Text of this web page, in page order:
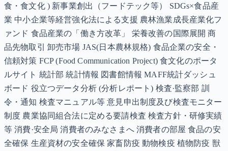
食・食文化 ) 新事業創出（フードテック等） SDGs×食品産
業 中小企業等経営強化法による支援 農林漁業成長産業化フ
ァンド 食品産業の「働き方改革」 栄養改善の国際展開 商
品先物取引 卸売市場 JAS(日本農林規格) 食品企業の安全・
信頼対策 FCP (Food Communication Project) 食文化のポータ
ルサイト 統計部 統計情報 図書館情報 MAFF統計ダッシュ
ボード 役立つデータ分析 (分析レポート) 検査·監察部 訓
令・通知 検査マニュアル等 意見申出制度及び検査モニター
制度 農業協同組合法に定める要請検査 検査方針・研修実績
等 消費·安全局 消費者のみなさまへ 消費者の部屋 食品の安
全確保 生産資材の安全確保 家畜防疫 動物検疫 植物防疫 獣